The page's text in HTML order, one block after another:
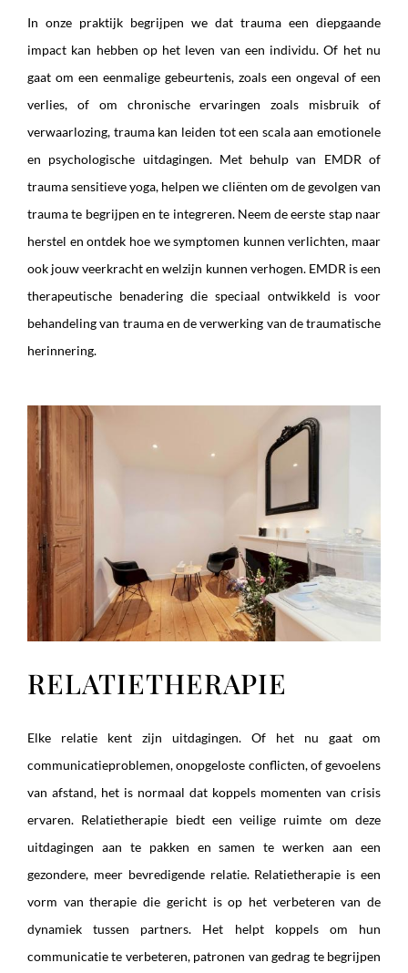
In onze praktijk begrijpen we dat trauma een diepgaande
impact kan hebben op het leven van een individu. Of het nu
gaat om een eenmalige gebeurtenis, zoals een ongeval of een
verlies, of om chronische ervaringen zoals misbruik of
verwaarlozing, trauma kan leiden tot een scala aan emotionele
en psychologische uitdagingen. Met behulp van EMDR of
trauma sensitieve yoga, helpen we cliënten om de gevolgen van
trauma te begrijpen en te integreren. Neem de eerste stap naar
herstel en ontdek hoe we symptomen kunnen verlichten, maar
ook jouw veerkracht en welzijn kunnen verhogen. EMDR is een
therapeutische benadering die speciaal ontwikkeld is voor
behandeling van trauma en de verwerking van de traumatische
herinnering.
RELATIETHERAPIE
Elke relatie kent zijn uitdagingen. Of het nu gaat om
communicatieproblemen, onopgeloste conflicten, of gevoelens
van afstand, het is normaal dat koppels momenten van crisis
ervaren. Relatietherapie biedt een veilige ruimte om deze
uitdagingen aan te pakken en samen te werken aan een
gezondere, meer bevredigende relatie. Relatietherapie is een
vorm van therapie die gericht is op het verbeteren van de
dynamiek tussen partners. Het helpt koppels om hun
communicatie te verbeteren, patronen van gedrag te begrijpen